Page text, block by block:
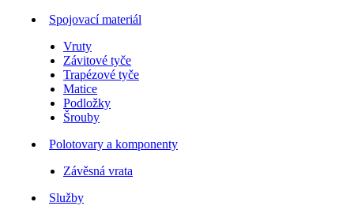
Spojovací materiál
Vruty
Závitové tyče
Trapézové tyče
Matice
Podložky
Šrouby
Polotovary a komponenty
Závěsná vrata
Služby